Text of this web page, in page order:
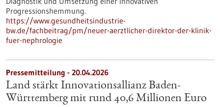
Progressionshemmung.
https://www.gesundheitsindustrie-
bw.de/fachbeitrag/pm/neuer-aerztlicher-direktor-der-klinik-
fuer-nephrologie
Pressemitteilung - 20.04.2026
Land stärkt Innovationsallianz Baden-
Württemberg mit rund 40,6 Millionen Euro